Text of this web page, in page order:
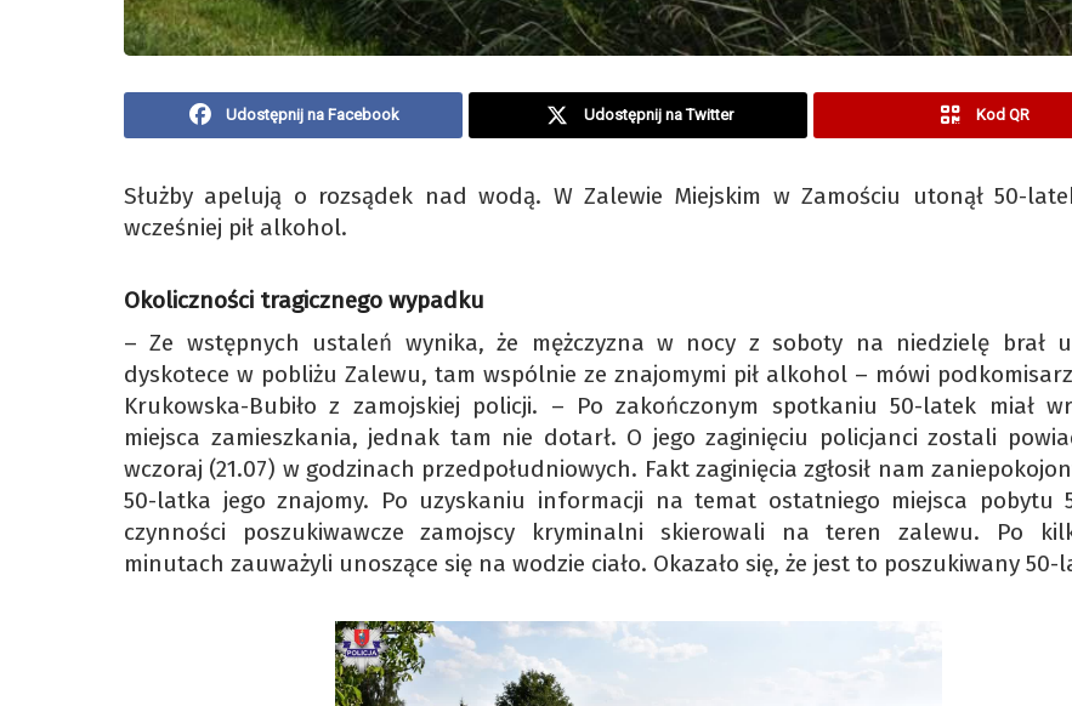
Udostępnij na Facebook Udostępnij na Twitter Kod QR
Służby apelują o rozsądek nad wodą. W Zalewie Miejskim w Zamościu utonął 50-
wcześniej pił alkohol.
Okoliczności tragicznego wypadku
– Ze wstępnych ustaleń wynika, że mężczyzna w nocy z soboty na niedzielę brał
dyskotece w pobliżu Zalewu, tam wspólnie ze znajomymi pił alkohol – mówi
Krukowska-Bubiło z zamojskiej policji. – Po zakończonym spotkaniu 50-latek miał
miejsca zamieszkania, jednak tam nie dotarł. O jego zaginięciu policjanci zostali
wczoraj (21.07) w godzinach przedpołudniowych. Fakt zaginięcia zgłosił nam
50-latka jego znajomy. Po uzyskaniu informacji na temat ostatniego miejsca pobytu
czynności poszukiwawcze zamojscy kryminalni skierowali na teren zalewu. Po
minutach zauważyli unoszące się na wodzie ciało. Okazało się, że jest to poszukiwany 50-